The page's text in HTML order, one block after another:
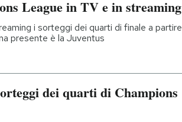
League in TV e in streaming
i sorteggi dei quarti di finale a partire
presente è la Juventus
dei quarti di Champions